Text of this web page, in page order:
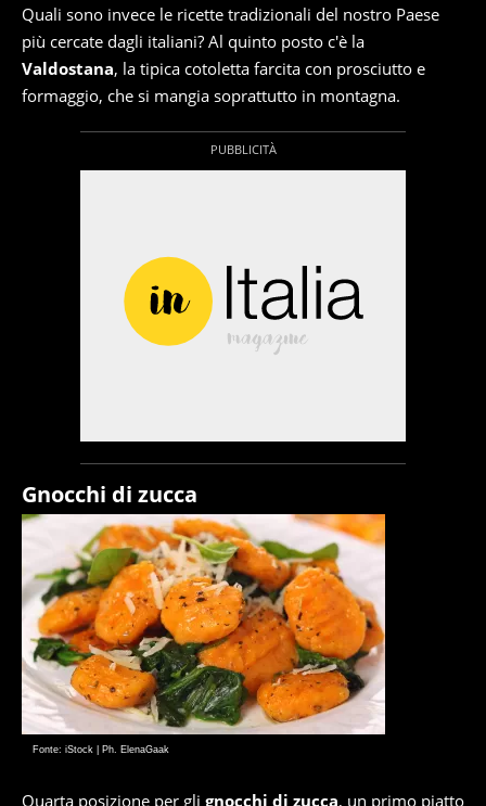
Quali sono invece le ricette tradizionali del nostro Paese
più cercate dagli italiani? Al quinto posto c'è la
Valdostana, la tipica cotoletta farcita con prosciutto e
formaggio, che si mangia soprattutto in montagna.
Gnocchi di zucca
Fonte: iStock | Ph. ElenaGaak
Quarta posizione per gli gnocchi di zucca, un primo piatto